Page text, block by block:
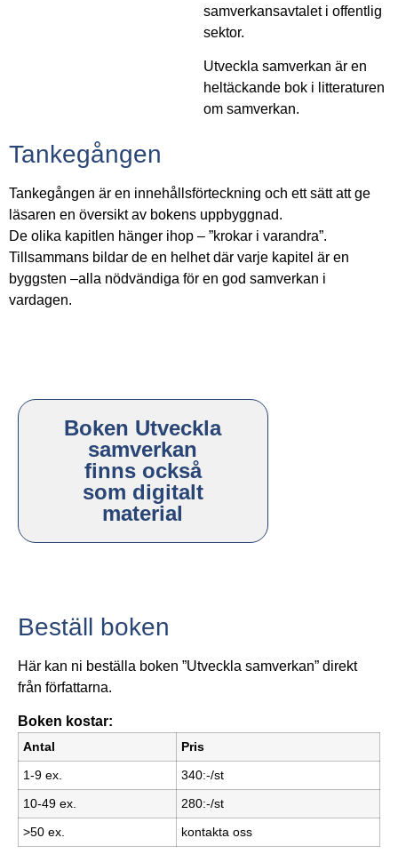
samverkansavtalet i offentlig
sektor.
Utveckla samverkan är en
heltäckande bok i litteraturen
om samverkan.
Tankegången
Tankegången är en innehållsförteckning och ett sätt att ge
läsaren en översikt av bokens uppbyggnad.
De olika kapitlen hänger ihop – ”krokar i varandra”.
Tillsammans bildar de en helhet där varje kapitel är en
byggsten –alla nödvändiga för en god samverkan i
vardagen.
Boken Utveckla
samverkan
finns också
som digitalt
material
Beställ boken
Här kan ni beställa boken ”Utveckla samverkan” direkt
från författarna.
Boken kostar:
Antal
Pris
1-9 ex.
340:-/st
10-49 ex.
280:-/st
>50 ex.
kontakta oss